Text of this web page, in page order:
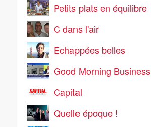
Petits plats en équilibre
C dans l'air
Echappées belles
Good Morning Business
Capital
Quelle époque !